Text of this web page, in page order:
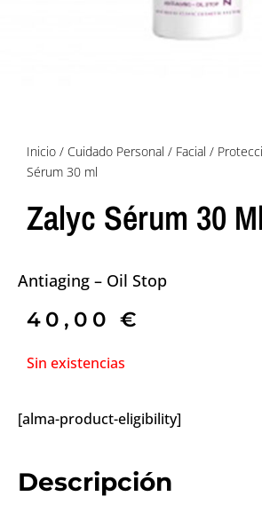
Inicio / Cuidado Personal / Facial /
Sérum 30 ml
Zalyc Sérum 30 Ml
Antiaging – Oil Stop
40,00€
Sin existencias
[alma-product-eligibility]
Descripción